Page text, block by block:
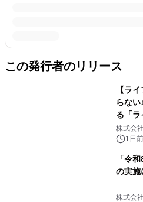
この発行者のリリース
【ラ
らな
る「
種」を
株式会
1日前
「令
の実施
株式会